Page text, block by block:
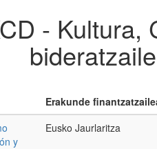
-
Erakunde
y
Eusko Jaurlaritza